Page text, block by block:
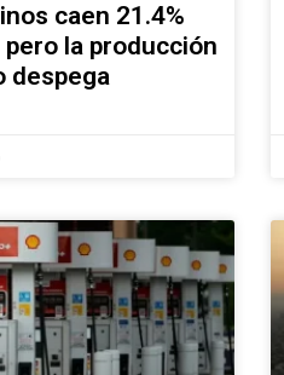
caen 21.4%
la producción
despega